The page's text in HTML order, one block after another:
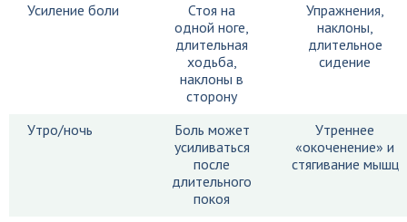
Усиление боли
Стоя на
одной ноге,
длительная
ходьба,
наклоны в
сторону
Упражнения,
наклоны,
длительное
сидение
Утро/ночь
Боль может
усиливаться
после
длительного
покоя
Утреннее
«окоченение» и
стягивание мышц